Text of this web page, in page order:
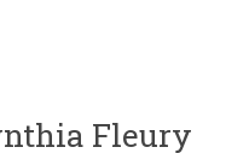
Fleury